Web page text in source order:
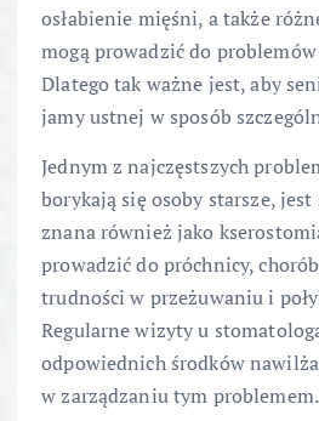
osłabienie mięśni, a także
mogą prowadzić do
Dlatego tak ważne jest, aby
jamy ustnej w sposób
Jednym z najczęstszych
borykają się osoby starsze, jest
znana również jako
prowadzić do próchnicy,
trudności w przeżuwaniu i
Regularne wizyty u
odpowiednich środków
w zarządzaniu tym problemem.